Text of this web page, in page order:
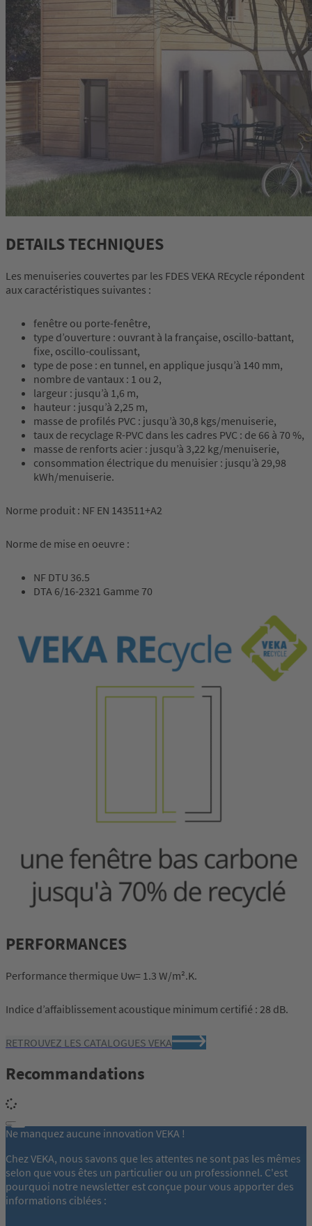
DETAILS TECHNIQUES
Les menuiseries couvertes par les FDES VEKA REcycle répondent
aux caractéristiques suivantes :
fenêtre ou porte-fenêtre,
type d’ouverture : ouvrant à la française, oscillo-battant,
fixe, oscillo-coulissant,
type de pose : en tunnel, en applique jusqu’à 140 mm,
nombre de vantaux : 1 ou 2,
largeur : jusqu’à 1,6 m,
hauteur : jusqu’à 2,25 m,
masse de profilés PVC : jusqu’à 30,8 kgs/menuiserie,
taux de recyclage R-PVC dans les cadres PVC : de 66 à 70 %,
masse de renforts acier : jusqu’à 3,22 kg/menuiserie,
consommation électrique du menuisier : jusqu’à 29,98
kWh/menuiserie.
Norme produit : NF EN 143511+A2
Norme de mise en oeuvre :
NF DTU 36.5
DTA 6/16-2321 Gamme 70
PERFORMANCES
Performance thermique Uw= 1.3 W/m².K.
Indice d’affaiblissement acoustique minimum certifié : 28 dB.
RETROUVEZ LES CATALOGUES VEKA
Recommandations
Ne manquez aucune innovation VEKA !
Chez VEKA, nous savons que les attentes ne sont pas les mêmes
selon que vous êtes un particulier ou un professionnel. C'est
pourquoi notre newsletter est conçue pour vous apporter des
informations ciblées :